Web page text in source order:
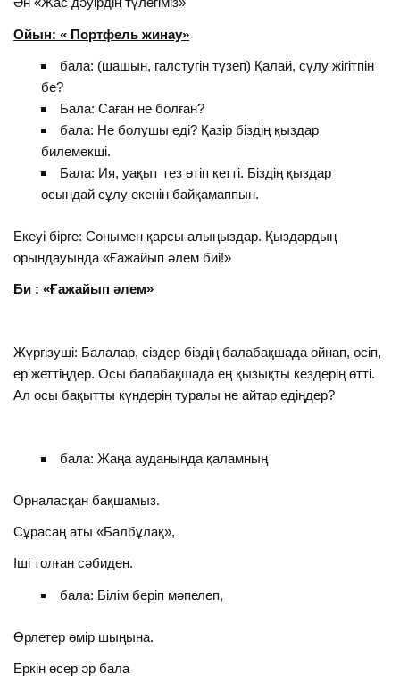
Ойын: « Портфель жинау»
бала: (шашын, галстугін түзеп) Қалай, сұлу жігітпін
бе?
Бала: Саған не болған?
бала: Не болушы еді? Қазір біздің қыздар
билемекші.
Бала: Ия, уақыт тез өтіп кетті. Біздің қыздар
осындай сұлу екенін байқамаппын.
Екеуі бірге: Сонымен қарсы алыңыздар. Қыздардың
орындауында «Ғажайып әлем биі!»
Би : «Ғажайып әлем»
Жүргізуші: Балалар, сіздер біздің балабақшада ойнап, өсіп,
ер жеттіңдер. Осы балабақшада ең қызықты кездерің өтті.
Ал осы бақытты күндерің туралы не айтар едіңдер?
бала: Жаңа ауданында қаламның
Орналасқан бақшамыз.
Сұрасаң аты «Балбұлақ»,
Іші толған сәбиден.
бала: Білім беріп мәпелеп,
Өрлетер өмір шыңына.
Еркін өсер әр бала